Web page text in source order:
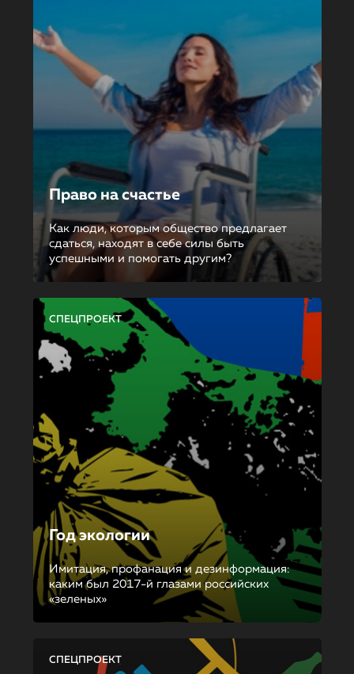
Право на счастье
Как люди, которым общество предлагает
сдаться, находят в себе силы быть
успешными и помогать другим?
СПЕЦПРОЕКТ
Год экологии
Имитация, профанация и дезинформация:
каким был 2017-й глазами российских
«зеленых»
СПЕЦПРОЕКТ